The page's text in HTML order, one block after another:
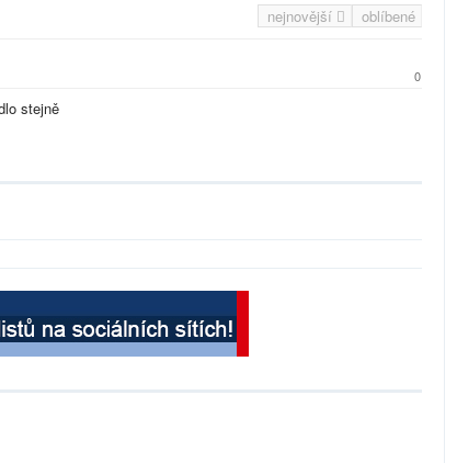
nejnovější oblíbené
0
stejně